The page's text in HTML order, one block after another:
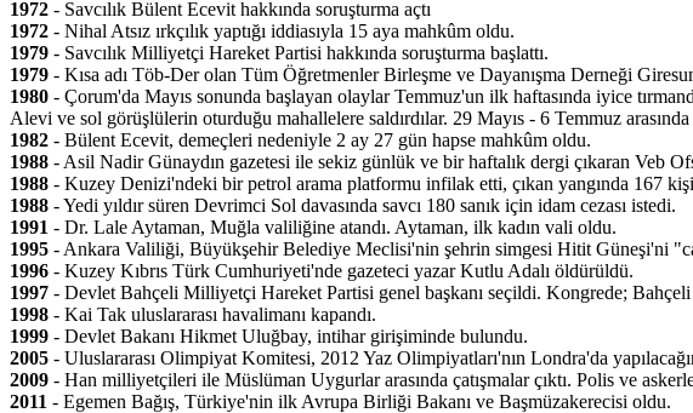
1972 - Savcılık Bülent Ecevit hakkında soruşturma açtı
1972 - Nihal Atsız ırkçılık yaptığı iddiasıyla 15 aya mahkûm oldu.
1979 - Savcılık Milliyetçi Hareket Partisi hakkında soruşturma başlattı.
1979 - Kısa adı Töb-Der olan Tüm Öğretmenler Birleşme ve Dayanışma Derneği
1980 - Çorum'da Mayıs sonunda başlayan olaylar Temmuz'un ilk haftasında iyice
Alevi ve sol görüşlülerin oturduğu mahallelere saldırdılar. 29 Mayıs - 6 Temmuz
1982 - Bülent Ecevit, demeçleri nedeniyle 2 ay 27 gün hapse mahkûm oldu.
1988 - Asil Nadir Günaydın gazetesi ile sekiz günlük ve bir haftalık dergi çıkaran Veb
1988 - Kuzey Denizi'ndeki bir petrol arama platformu infilak etti, çıkan yangında 167
1988 - Yedi yıldır süren Devrimci Sol davasında savcı 180 sanık için idam cezası istedi.
1991 - Dr. Lale Aytaman, Muğla valiliğine atandı. Aytaman, ilk kadın vali oldu.
1995 - Ankara Valiliği, Büyükşehir Belediye Meclisi'nin şehrin simgesi Hitit Güneşi'ni
1996 - Kuzey Kıbrıs Türk Cumhuriyeti'nde gazeteci yazar Kutlu Adalı öldürüldü.
1997 - Devlet Bahçeli Milliyetçi Hareket Partisi genel başkanı seçildi. Kongrede;
1998 - Kai Tak uluslararası havalimanı kapandı.
1999 - Devlet Bakanı Hikmet Uluğbay, intihar girişiminde bulundu.
2005 - Uluslararası Olimpiyat Komitesi, 2012 Yaz Olimpiyatları'nın Londra'da
2009 - Han milliyetçileri ile Müslüman Uygurlar arasında çatışmalar çıktı. Polis ve
2011 - Egemen Bağış, Türkiye'nin ilk Avrupa Birliği Bakanı ve Başmüzakerecisi oldu.